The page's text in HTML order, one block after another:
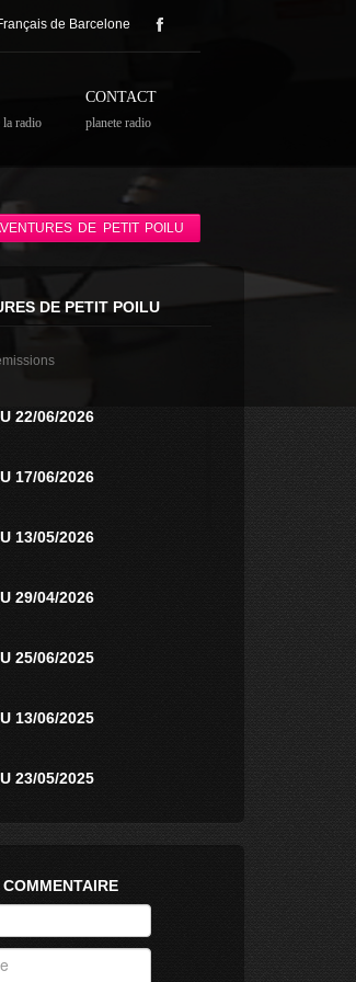
de Barcelone
la radio
CONTACT
planete radio
DE PETIT POILU
DE PETIT POILU
22/06/2026
17/06/2026
13/05/2026
29/04/2026
25/06/2025
13/06/2025
23/05/2025
26/06/2024